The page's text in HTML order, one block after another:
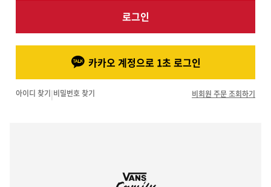
로그인
카카오 계정으로 1초 로그인
아이디 찾기|비밀번호 찾기 비회원 주문 조회하기